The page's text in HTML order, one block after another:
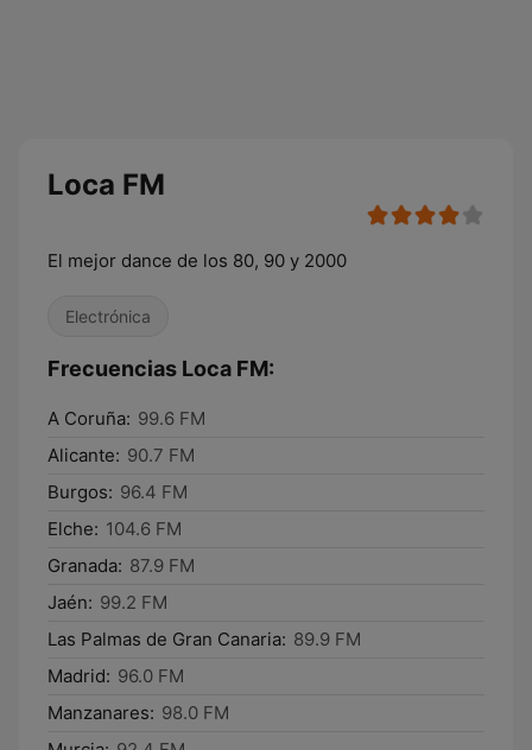
Loca FM
El mejor dance de los 80, 90 y 2000
Electrónica
Frecuencias Loca FM:
A Coruña: 99.6 FM
Alicante: 90.7 FM
Burgos: 96.4 FM
Elche: 104.6 FM
Granada: 87.9 FM
Jaén: 99.2 FM
Las Palmas de Gran Canaria: 89.9 FM
Madrid: 96.0 FM
Manzanares: 98.0 FM